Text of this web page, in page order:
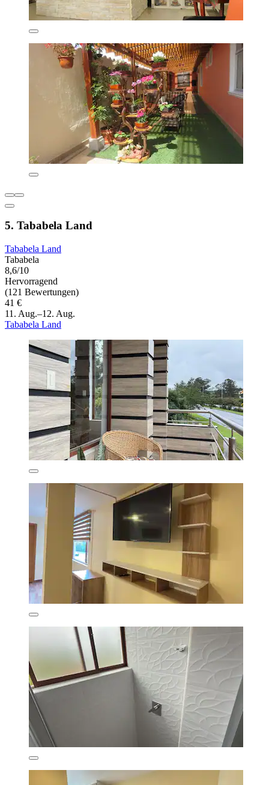
5. Tababela Land
Tababela Land
Tababela
8,6/10
Hervorragend
(121 Bewertungen)
41 €
11. Aug.–12. Aug.
Tababela Land